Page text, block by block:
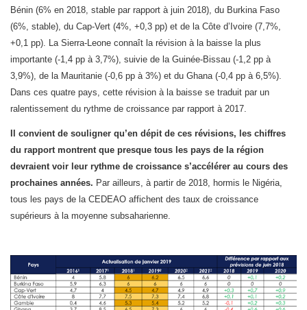
Bénin (6% en 2018, stable par rapport à juin 2018), du Burkina Faso
(6%, stable), du Cap-Vert (4%, +0,3 pp) et de la Côte d’Ivoire (7,7%,
+0,1 pp). La Sierra-Leone connaît la révision à la baisse la plus
importante (-1,4 pp à 3,7%), suivie de la Guinée-Bissau (-1,2 pp à
3,9%), de la Mauritanie (-0,6 pp à 3%) et du Ghana (-0,4 pp à 6,5%).
Dans ces quatre pays, cette révision à la baisse se traduit par un
ralentissement du rythme de croissance par rapport à 2017.
Il convient de souligner qu’en dépit de ces révisions, les chiffres
du rapport montrent que presque tous les pays de la région
devraient voir leur rythme de croissance s’accélérer au cours des
prochaines années. Par ailleurs, à partir de 2018, hormis le Nigéria,
tous les pays de la CEDEAO affichent des taux de croissance
supérieurs à la moyenne subsaharienne.